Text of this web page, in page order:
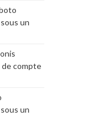
un
compte
un